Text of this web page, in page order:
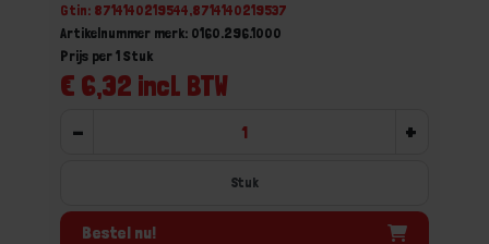
Gtin: 8714140219544,8714140219537
Artikelnummer merk: 0160.296.1000
€ 6,32 incl. BTW
Prijs per 1 Stuk
- +
Stuk
Bestel nu!